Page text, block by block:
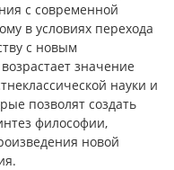
с современной
в условиях перехода
с новым
значение
науки и
позволят создать
философии,
новой